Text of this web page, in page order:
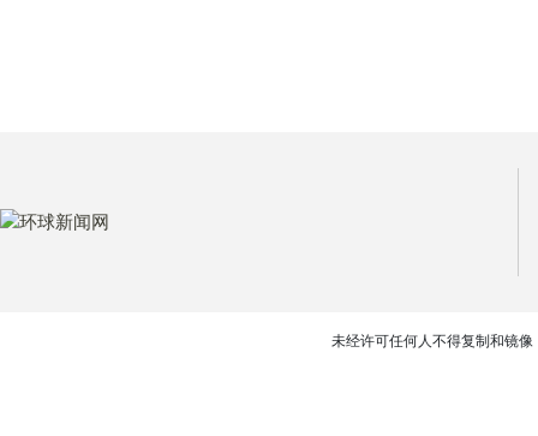
未经许可任何人不得复制和镜